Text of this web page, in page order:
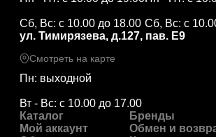
Сб, Вс: с 10.00 до 18.00 Сб, Вс: с
ул. Тимирязева, д.127, пав. Е9
Смотреть на карте
Пн: выходной
Вт - Вс: с 10.00 до 17.00
Каталог
Бренды
Мой аккаунт
Обмен и